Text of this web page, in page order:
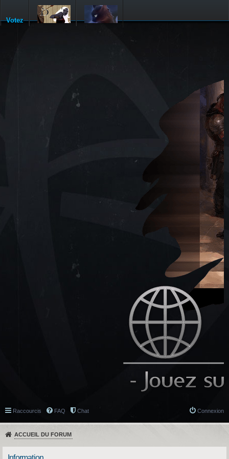
Votez
Raccourcis FAQ Chat Connexion
ACCUEIL DU FORUM